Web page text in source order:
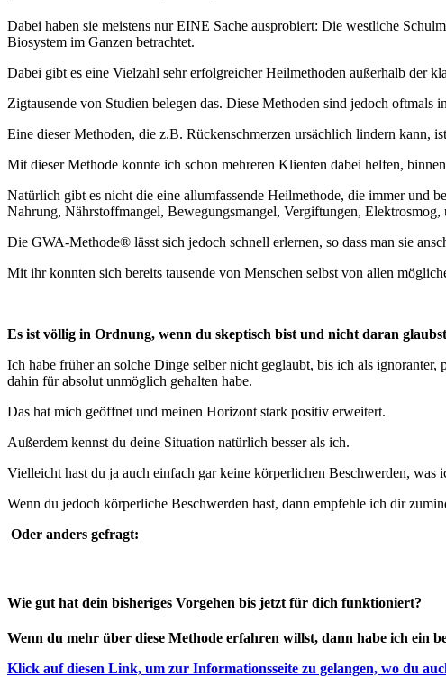
Dabei haben sie meistens nur EINE Sache ausprobiert: Die westliche
Biosystem im Ganzen betrachtet.
Dabei gibt es eine Vielzahl sehr erfolgreicher Heilmethoden außerhalb der
Zigtausende von Studien belegen das. Diese Methoden sind jedoch
Eine dieser Methoden, die z.B. Rückenschmerzen ursächlich lindern kann,
Mit dieser Methode konnte ich schon mehreren Klienten dabei helfen,
Natürlich gibt es nicht die eine allumfassende Heilmethode, die immer und
Nahrung, Nährstoffmangel, Bewegungsmangel, Vergiftungen, Elektrosmog,
Die GWA-Methode® lässt sich jedoch schnell erlernen, so dass man sie
Mit ihr konnten sich bereits tausende von Menschen selbst von allen
Es ist völlig in Ordnung, wenn du skeptisch bist und nicht daran
Ich habe früher an solche Dinge selber nicht geglaubt, bis ich als
dahin für absolut unmöglich gehalten habe.
Das hat mich geöffnet und meinen Horizont stark positiv erweitert.
Außerdem kennst du deine Situation natürlich besser als ich.
Vielleicht hast du ja auch einfach gar keine körperlichen Beschwerden, was
Wenn du jedoch körperliche Beschwerden hast, dann empfehle ich dir
Oder anders gefragt:
Wie gut hat dein bisheriges Vorgehen bis jetzt für dich funktioniert?
Wenn du mehr über diese Methode erfahren willst, dann habe ich ein
Klick auf diesen Link, um zur Informationsseite zu gelangen, wo du